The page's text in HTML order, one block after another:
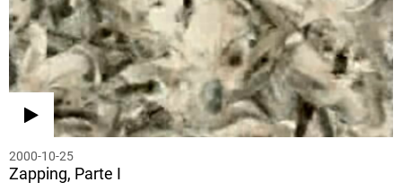
2000-10-25
Zapping, Parte I